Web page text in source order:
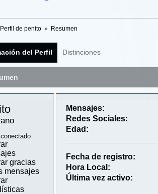
Perfil de penito » Resumen
del Perfil Distinciones
gracias
mensajes
Mensajes:
Redes Sociales:
Edad:
Fecha de registro:
Hora Local:
Última vez activo: